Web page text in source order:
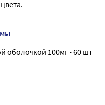
оболочкой 100мг - 60 шт